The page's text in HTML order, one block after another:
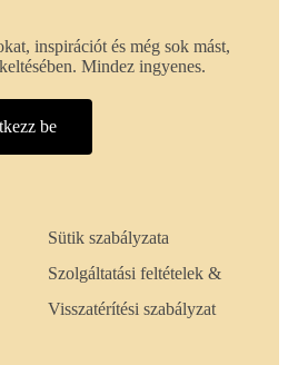
inspirációt és még sok mást,
Mindez ingyenes.
be
Sütik szabályzata
Szolgáltatási feltételek &
Visszatérítési szabályzat